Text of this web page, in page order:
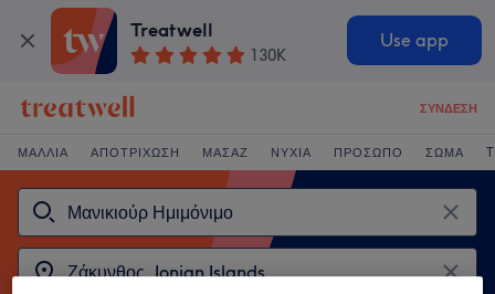
Treatwell
130K
Use app
ΣΎΝΔΕΣΗ
ΜΑΛΛΙΆ ΑΠΟΤΡΊΧΩΣΗ ΜΑΣΆΖ ΝΎΧΙΑ ΠΡΌΣΩΠΟ ΣΏΜΑ